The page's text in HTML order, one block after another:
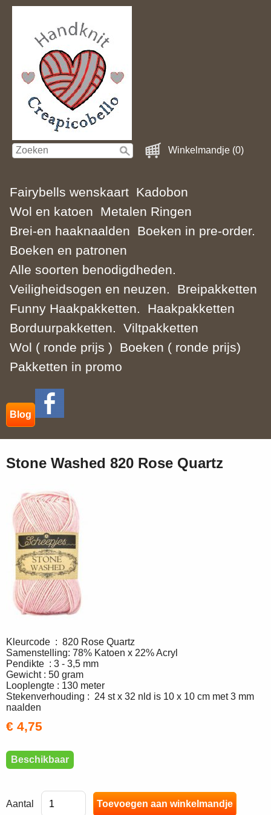
Winkelmandje (0)
Fairybells wenskaart Kadobon
Wol en katoen
Metalen Ringen
Brei-en haaknaalden
Boeken in pre-order.
Boeken en patronen
Alle soorten benodigdheden.
Veiligheidsogen en neuzen.
Breipakketten
Funny Haakpakketten.
Haakpakketten
Borduurpakketten.
Viltpakketten
Wol ( ronde prijs )
Boeken ( ronde prijs)
Pakketten in promo
Blog
Stone Washed 820 Rose Quartz
Kleurcode : 820 Rose Quartz
Samenstelling: 78% Katoen x 22% Acryl
Pendikte : 3 - 3,5 mm
Gewicht : 50 gram
Looplengte : 130 meter
Stekenverhouding : 24 st x 32 nld is 10 x 10 cm met 3 mm
naalden
€ 4,75
Beschikbaar
Aantal